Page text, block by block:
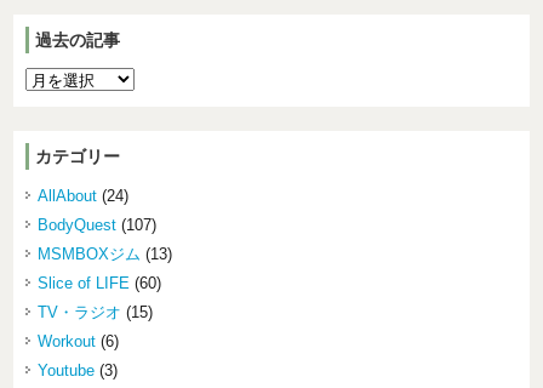
過去の記事
カテゴリー
AllAbout (24)
BodyQuest (107)
MSMBOXジム (13)
Slice of LIFE (60)
TV・ラジオ (15)
Workout (6)
Youtube (3)